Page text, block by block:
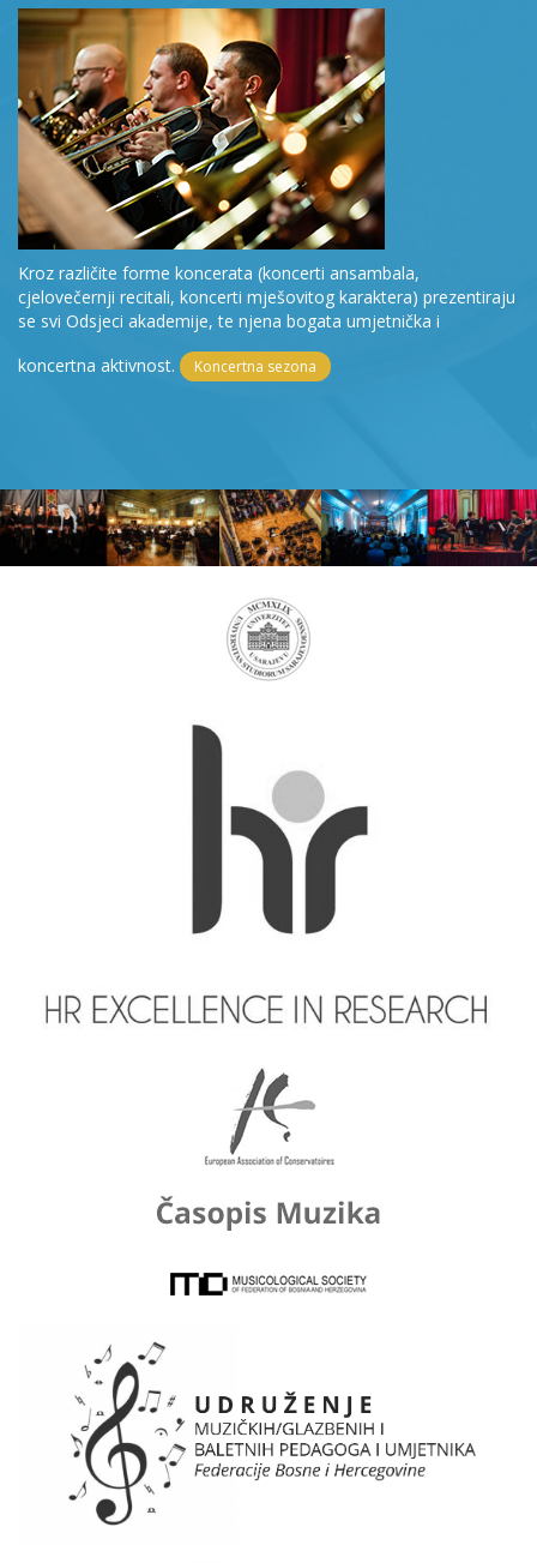
Kroz različite forme koncerata (koncerti ansambala,
cjelovečernji recitali, koncerti mješovitog karaktera) prezentiraju
se svi Odsjeci akademije, te njena bogata umjetnička i
koncertna aktivnost.
Koncertna sezona